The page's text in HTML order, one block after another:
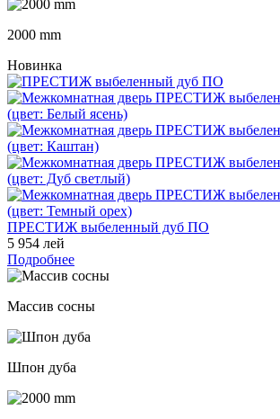
2000 mm
Новинка
ПРЕСТИЖ выбеленный дуб ПО
5 954 лей
Подробнее
Массив сосны
Шпон дуба